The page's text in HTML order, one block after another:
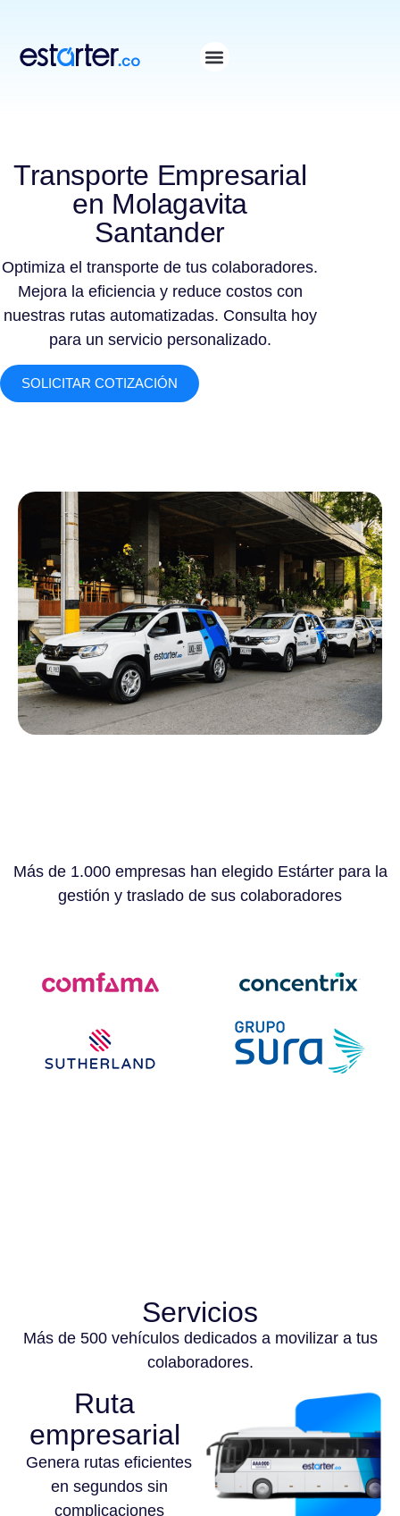
Transporte Empresarial
en Molagavita
Santander
Optimiza el transporte de tus colaboradores.
Mejora la eficiencia y reduce costos con
nuestras rutas automatizadas. Consulta hoy
para un servicio personalizado.
SOLICITAR COTIZACIÓN
Más de 1.000 empresas han elegido Estárter para la
gestión y traslado de sus colaboradores
Servicios
Más de 500 vehículos dedicados a movilizar a tus
colaboradores.
Ruta
empresarial
Genera rutas eficientes
en segundos sin
complicaciones